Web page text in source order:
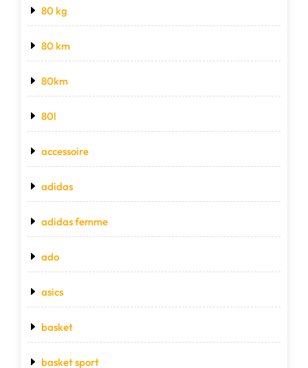
80 kg
80 km
80km
80l
accessoire
adidas
adidas femme
ado
asics
basket
basket sport